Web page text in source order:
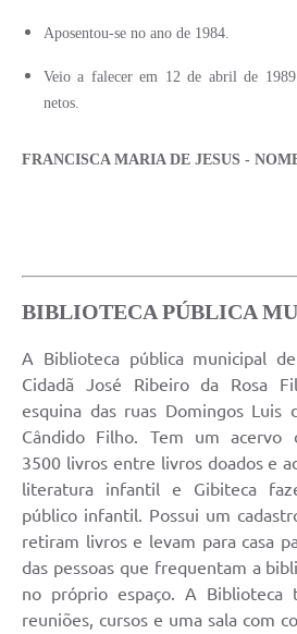
Aposentou-se no ano de 1984.
Veio a falecer em 12 de abril de
netos.
FRANCISCA MARIA DE JESUS -
BIBLIOTECA PÚBLICA
A Biblioteca pública municipal
Cidadã José Ribeiro da Rosa
esquina das ruas Domingos Luis
Cândido Filho. Tem um acervo
3500 livros entre livros doados e
literatura infantil e Gibiteca
público infantil. Possui um
retiram livros e levam para casa
das pessoas que frequentam a
no próprio espaço. A Biblioteca
reuniões, cursos e uma sala com